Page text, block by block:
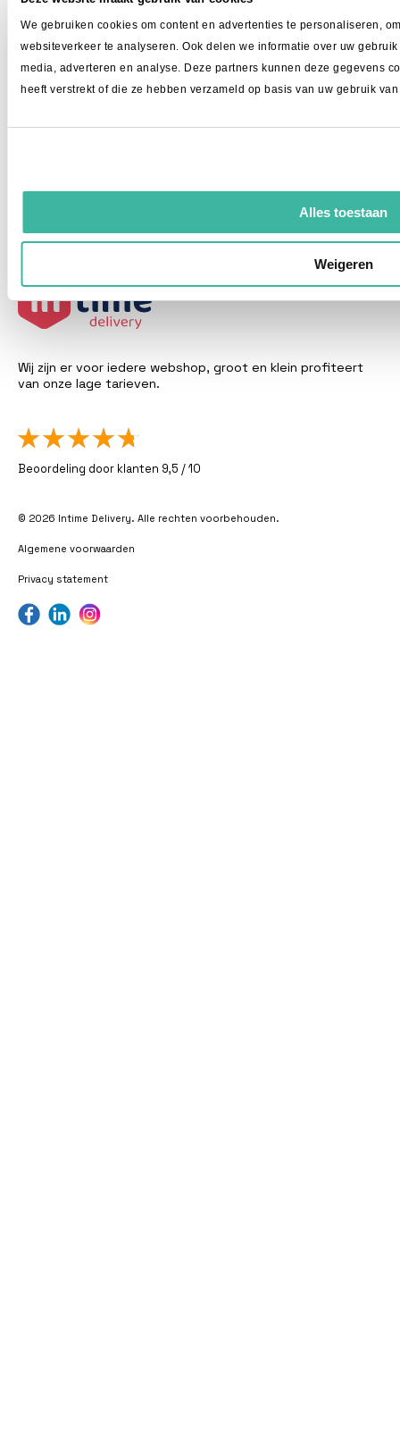
We gebruiken cookies om content en advertenties te personaliseren,
websiteverkeer te analyseren. Ook delen we informatie over uw
media, adverteren en analyse. Deze partners kunnen deze gegevens
heeft verstrekt of die ze hebben verzameld op basis van uw gebruik
Alles toestaan
Weigeren
Wij zijn er voor iedere webshop, groot en klein profiteert
van onze lage tarieven.
Beoordeling door klanten 9,5 / 10
Blog
Contact
Pakket versturen
Pakket versturen Amerika
Pakket versturen Canada
Internationaal verzenden met een Etsy winkel
© 2026 Intime Delivery. Alle rechten voorbehouden.
Algemene voorwaarden
Privacy statement